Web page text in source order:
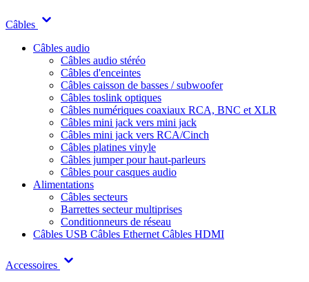
Câbles
Câbles audio
Câbles audio stéréo
Câbles d'enceintes
Câbles caisson de basses / subwoofer
Câbles toslink optiques
Câbles numériques coaxiaux RCA, BNC et XLR
Câbles mini jack vers mini jack
Câbles mini jack vers RCA/Cinch
Câbles platines vinyle
Câbles jumper pour haut-parleurs
Câbles pour casques audio
Alimentations
Câbles secteurs
Barrettes secteur multiprises
Conditionneurs de réseau
Câbles USB Câbles Ethernet Câbles HDMI
Accessoires